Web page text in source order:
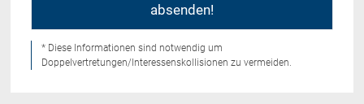
* Diese Informationen sind notwendig um
Doppelvertretungen/Interessenskollisionen zu vermeiden.